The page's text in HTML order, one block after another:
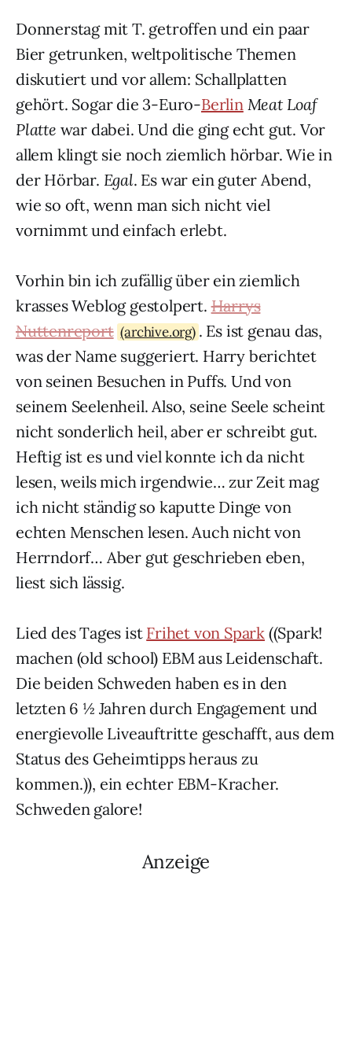
Donnerstag mit T. getroffen und ein paar
Bier getrunken, weltpolitische Themen
diskutiert und vor allem: Schallplatten
gehört. Sogar die 3-Euro-Berlin Meat Loaf
Platte war dabei. Und die ging echt gut. Vor
allem klingt sie noch ziemlich hörbar. Wie in
der Hörbar. Egal. Es war ein guter Abend,
wie so oft, wenn man sich nicht viel
vornimmt und einfach erlebt.
Vorhin bin ich zufällig über ein ziemlich
krasses Weblog gestolpert.Harrys
Nuttenreport (archive.org). Es ist genau das,
was der Name suggeriert. Harry berichtet
von seinen Besuchen in Puffs. Und von
seinem Seelenheil. Also, seine Seele scheint
nicht sonderlich heil, aber er schreibt gut.
Heftig ist es und viel konnte ich da nicht
lesen, weils mich irgendwie… zur Zeit mag
ich nicht ständig so kaputte Dinge von
echten Menschen lesen. Auch nicht von
Herrndorf… Aber gut geschrieben eben,
liest sich lässig.
Lied des Tages ist Frihet von Spark ((Spark!
machen (old school) EBM aus Leidenschaft.
Die beiden Schweden haben es in den
letzten 6 ½ Jahren durch Engagement und
energievolle Liveauftritte geschafft, aus dem
Status des Geheimtipps heraus zu
kommen.)), ein echter EBM-Kracher.
Schweden galore!
Anzeige